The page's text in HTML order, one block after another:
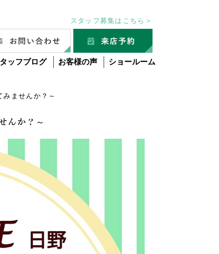
スタッフ募集はこちら＞
ッフブログ お客様の声 ショールーム
ませんか？～
んか？～